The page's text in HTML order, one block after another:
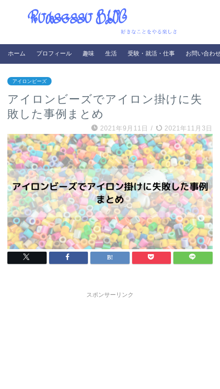
ホーム プロフィール 趣味 生活 受験・就活・仕事 お問い合わ
アイロンビーズ
アイロンビーズでアイロン掛けに失
敗した事例まとめ
2021年9月11日 / 2021年11月3日
スポンサーリンク